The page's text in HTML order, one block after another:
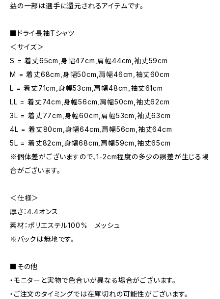
益の一部は選手に還元されるアイテムです。
■ドライ長袖Tシャツ
＜サイズ＞
S = 着丈65cm,身幅47cm,肩幅44cm,袖丈59cm
M = 着丈68cm,身幅50cm,肩幅46cm,袖丈60cm
L = 着丈71cm,身幅53cm,肩幅48cm,袖丈61cm
LL = 着丈74cm,身幅56cm,肩幅50cm,袖丈62cm
3L = 着丈77cm,身幅60cm,肩幅53cm,袖丈63cm
4L = 着丈80cm,身幅64cm,肩幅56cm,袖丈64cm
5L = 着丈82cm,身幅68cm,肩幅59cm,袖丈65cm
※個体差がございますので、1-2cm程度の多少の誤差が生じる場
合がございます。
＜仕様＞
厚さ：4.4オンス
素材：ポリエステル100% メッシュ
※バックは無地です。
■その他
・モニターと実物で色合いが異なる場合がございます。
・ご注文のタイミングでは在庫切れの可能性がございます。